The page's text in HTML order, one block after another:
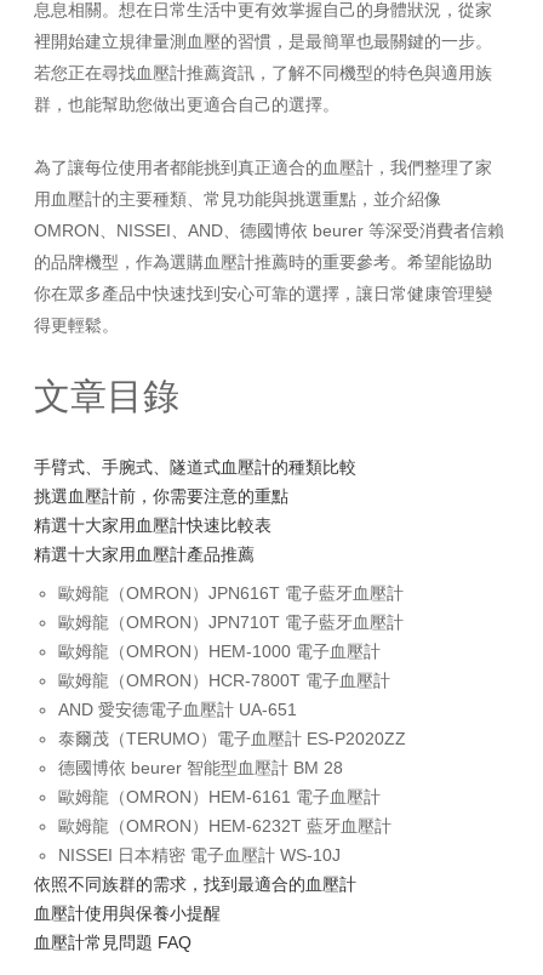
息息相關。想在日常生活中更有效掌握自己的身體狀況，從家
裡開始建立規律量測血壓的習慣，是最簡單也最關鍵的一步。
若您正在尋找血壓計推薦資訊，了解不同機型的特色與適用族
群，也能幫助您做出更適合自己的選擇。
為了讓每位使用者都能挑到真正適合的血壓計，我們整理了家
用血壓計的主要種類、常見功能與挑選重點，並介紹像
OMRON、NISSEI、AND、德國博依 beurer 等深受消費者信賴
的品牌機型，作為選購血壓計推薦時的重要參考。希望能協助
你在眾多產品中快速找到安心可靠的選擇，讓日常健康管理變
得更輕鬆。
文章目錄
手臂式、手腕式、隧道式血壓計的種類比較
挑選血壓計前，你需要注意的重點
精選十大家用血壓計快速比較表
精選十大家用血壓計產品推薦
歐姆龍（OMRON）JPN616T 電子藍牙血壓計
歐姆龍（OMRON）JPN710T 電子藍牙血壓計
歐姆龍（OMRON）HEM-1000 電子血壓計
歐姆龍（OMRON）HCR-7800T 電子血壓計
AND 愛安德電子血壓計 UA-651
泰爾茂（TERUMO）電子血壓計 ES-P2020ZZ
德國博依 beurer 智能型血壓計 BM 28
歐姆龍（OMRON）HEM-6161 電子血壓計
歐姆龍（OMRON）HEM-6232T 藍牙血壓計
NISSEI 日本精密 電子血壓計 WS-10J
依照不同族群的需求，找到最適合的血壓計
血壓計使用與保養小提醒
血壓計常見問題 FAQ